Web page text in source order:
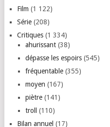
Film (1 122)
Série(208)
Critiques(1 334)
ahurissant(38)
dépasse les espoirs(545)
fréquentable(355)
moyen (167)
piètre(141)
troll
(110)
Bilan annuel (17)